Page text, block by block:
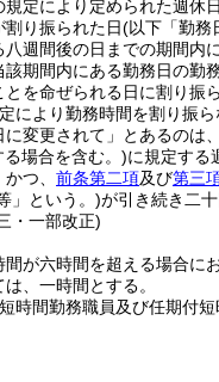
規定により定められた週休
り振られた日(以下「勤務
週間後の日までの期間内
期間内にある勤務日の
を命ぜられる日に割り振
により勤務時間を割り振
に変更されて」とあるのは
場合を含む。)に規定する
つ、 前条第二項及び第三
」という。)が引き続き二
・一部改正)
が六時間を超える場合に
、一時間とする。
時間勤務職員及び任期付短